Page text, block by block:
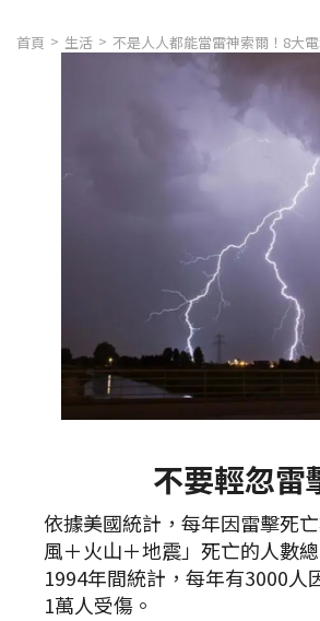
首頁 生活 不是人人都能當雷神索爾！8大
不要輕忽雷
依據美國統計，每年因雷擊死
風＋火山＋地震」死亡的人數
1994年間統計，每年有3000人
1萬人受傷。